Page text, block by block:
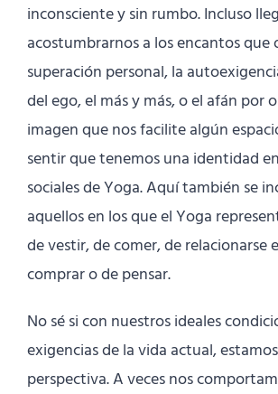
inconsciente y sin rumbo. Incluso
acostumbrarnos a los encantos que
superación personal, la
del ego, el más y más, o el afán por
imagen que nos facilite algún
sentir que tenemos una identidad
sociales de Yoga. Aquí también se
aquellos en los que el Yoga
de vestir, de comer, de relacionarse
comprar o de pensar.
No sé si con nuestros ideales
exigencias de la vida actual,
perspectiva. A veces nos